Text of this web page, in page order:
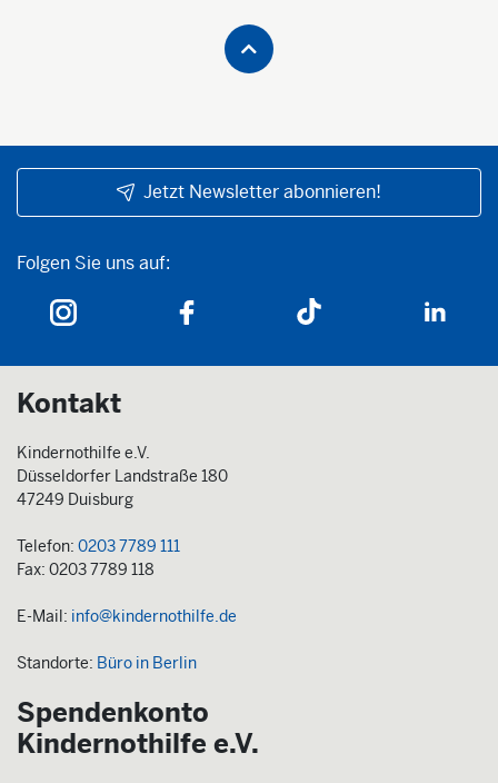
Jetzt Newsletter abonnieren!
Folgen Sie uns auf:
Folgen Sie uns auf:
Kontakt
Kindernothilfe e.V.
Düsseldorfer Landstraße 180
47249 Duisburg
Telefon: 0203 7789 111
Fax: 0203 7789 118
E-Mail: info@kindernothilfe.de
Standorte: Büro in Berlin
Spendenkonto
Kindernothilfe e.V.